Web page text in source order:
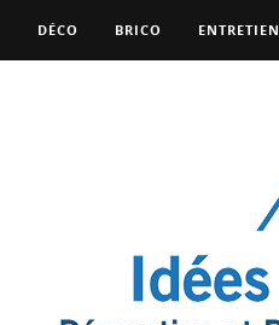
DÉCO BRICO ENTRETIEN